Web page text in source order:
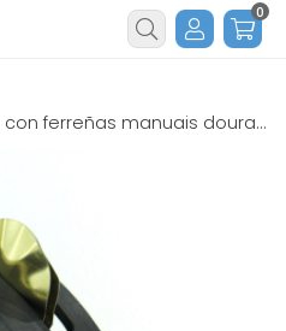
Buscar
0
Pandeireta Tanxugueiras con ferreñas manuais douradas